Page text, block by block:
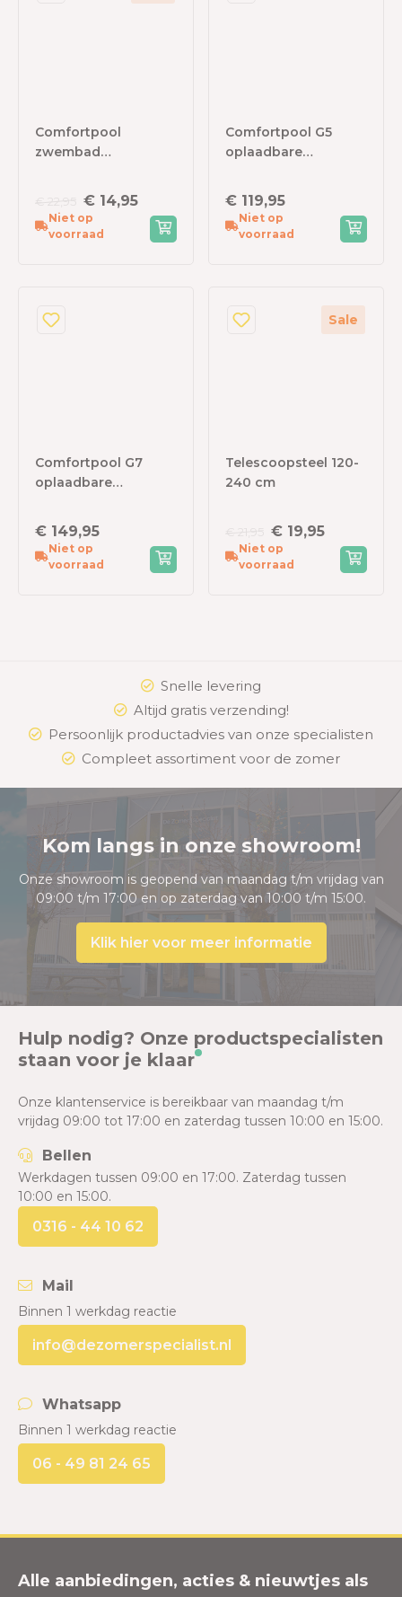
Comfortpool
zwembad
€ 14,95
Niet op
voorraad
Comfortpool G5
oplaadbare
€ 119,95
Niet op
voorraad
Comfortpool G7
oplaadbare
€ 149,95
Niet op
voorraad
Sale
Telescoopsteel 120-
240 cm
€ 19,95
Niet op
voorraad
Snelle levering
Altijd gratis verzending!
Persoonlijk productadvies van onze specialisten
Compleet assortiment voor de zomer
Kom langs in onze showroom!
Onze showroom is geopend van maandag t/m vrijdag van
09:00 t/m 17:00 en op zaterdag van 10:00 t/m 15:00.
Klik hier voor meer informatie
Hulp nodig? Onze productspecialisten
staan voor je klaar
Onze klantenservice is bereikbaar van maandag t/m
vrijdag 09:00 tot 17:00 en zaterdag tussen 10:00 en 15:00.
Bellen
Werkdagen tussen 09:00 en 17:00. Zaterdag tussen
10:00 en 15:00.
0316 - 44 10 62
Mail
Binnen 1 werkdag reactie
info@dezomerspecialist.nl
Whatsapp
Binnen 1 werkdag reactie
06 - 49 81 24 65
Alle aanbiedingen, acties & nieuwtjes als